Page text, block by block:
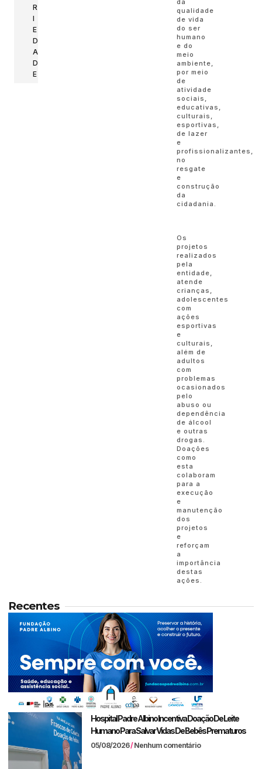
R
I
E
D
A
D
E
qualidade
de vida
do ser
humano
e do
meio
ambiente,
por meio
de
atividade
sociais,
educativas,
culturais,
esportivas,
de lazer
e
profissionalizantes,
no
resgate
e
construção
da
cidadania.
Os
projetos
realizados
pela
entidade,
atende
crianças,
adolescentes
com
ações
esportivas
e
culturais,
além de
adultos
com
problemas
ocasionados
pelo
abuso ou
dependência
de álcool
e outras
drogas.
Doações
como
esta
colaboram
para a
execução
e
manutenção
dos
projetos
e
reforçam
a
importância
destas
ações.
Recentes
Hospital Padre Albino Incentiva Doação De Leite
Humano Para Salvar Vidas De Bebês Prematuros
05/08/2026 Nenhum comentário